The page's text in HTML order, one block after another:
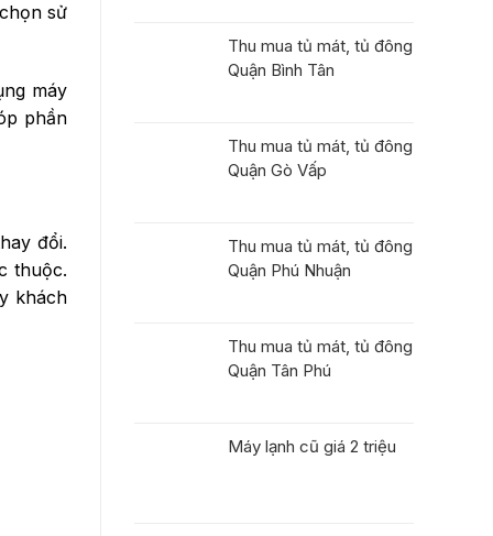
sử
máy
phần
đổi.
thuộc.
khách
Thu mua tủ mát, tủ đông
Quận Bình Tân
Thu mua tủ mát, tủ đông
Quận Gò Vấp
Thu mua tủ mát, tủ đông
Quận Phú Nhuận
Thu mua tủ mát, tủ đông
Quận Tân Phú
Máy lạnh cũ giá 2 triệu